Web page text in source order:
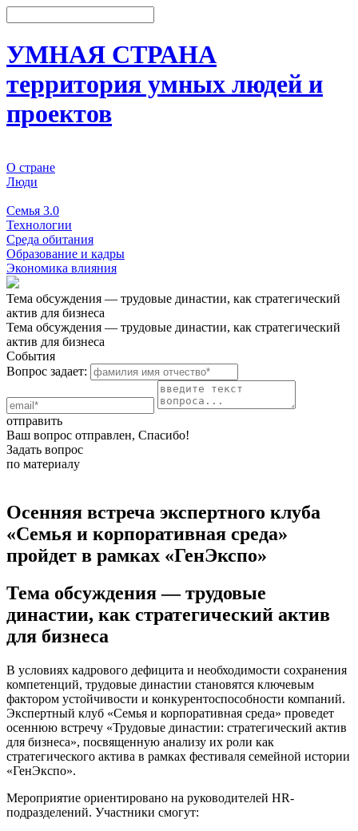
УМНАЯ СТРАНА
территория умных людей и
проектов
О стране
Люди
Семья 3.0
Технологии
Среда обитания
Образование и кадры
Экономика влияния
Тема обсуждения — трудовые династии, как стратегический
актив для бизнеса
Тема обсуждения — трудовые династии, как стратегический
актив для бизнеса
События
Вопрос задает:
отправить
Ваш вопрос отправлен, Спасибо!
Задать вопрос
по материалу
Осенняя встреча экспертного клуба
«Семья и корпоративная среда»
пройдет в рамках «ГенЭкспо»
Тема обсуждения — трудовые
династии, как стратегический актив
для бизнеса
В условиях кадрового дефицита и необходимости сохранения
компетенций, трудовые династии становятся ключевым
фактором устойчивости и конкурентоспособности компаний.
Экспертный клуб «Семья и корпоративная среда» проведет
осеннюю встречу «Трудовые династии: стратегический актив
для бизнеса», посвященную анализу их роли как
стратегического актива в рамках фестиваля семейной истории
«ГенЭкспо».
Мероприятие ориентировано на руководителей HR-
подразделений. Участники смогут: